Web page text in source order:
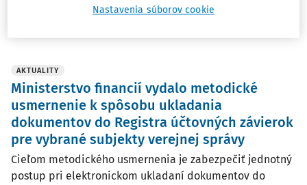
29. 4. 2026 / 1 minúta čítania
AKTUALITY
Ministerstvo financií vydalo metodické
usmernenie k spôsobu ukladania
dokumentov do Registra účtovných závierok
pre vybrané subjekty verejnej správy
Cieľom metodického usmernenia je zabezpečiť jednotný
postup pri elektronickom ukladaní dokumentov do
Nastavenia súborov cookie